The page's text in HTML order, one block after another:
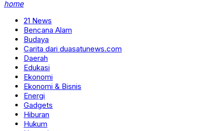
home
21 News
Bencana Alam
Budaya
Carita dari duasatunews.com
Daerah
Edukasi
Ekonomi
Ekonomi & Bisnis
Energi
Gadgets
Hiburan
Hukum